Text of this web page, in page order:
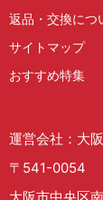
返品・交換につ
サイトマップ
おすすめ特集
運営会社：大
〒541-0054